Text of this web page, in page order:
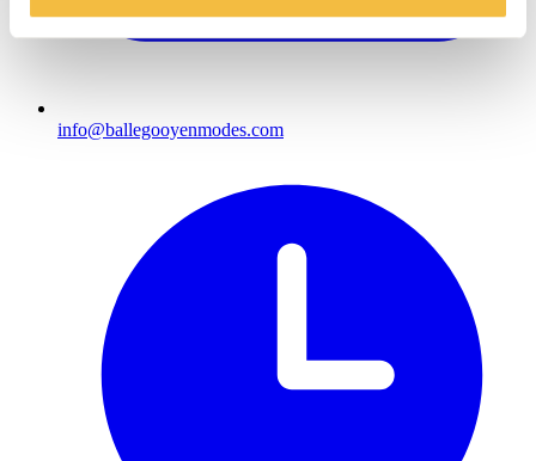
info@ballegooyenmodes.com